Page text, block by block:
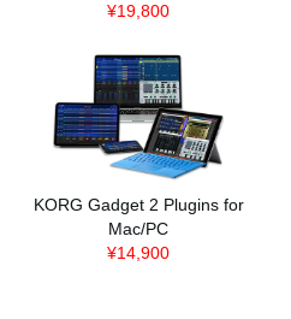
¥19,800
KORG Gadget 2 Plugins for
Mac/PC
¥14,900